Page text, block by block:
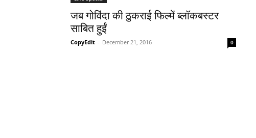
जब गोविंदा की ठुकराई फिल्‍में ब्‍लॉकबस्‍टर
साबित हुईं
CopyEdit - December 21, 2016 0